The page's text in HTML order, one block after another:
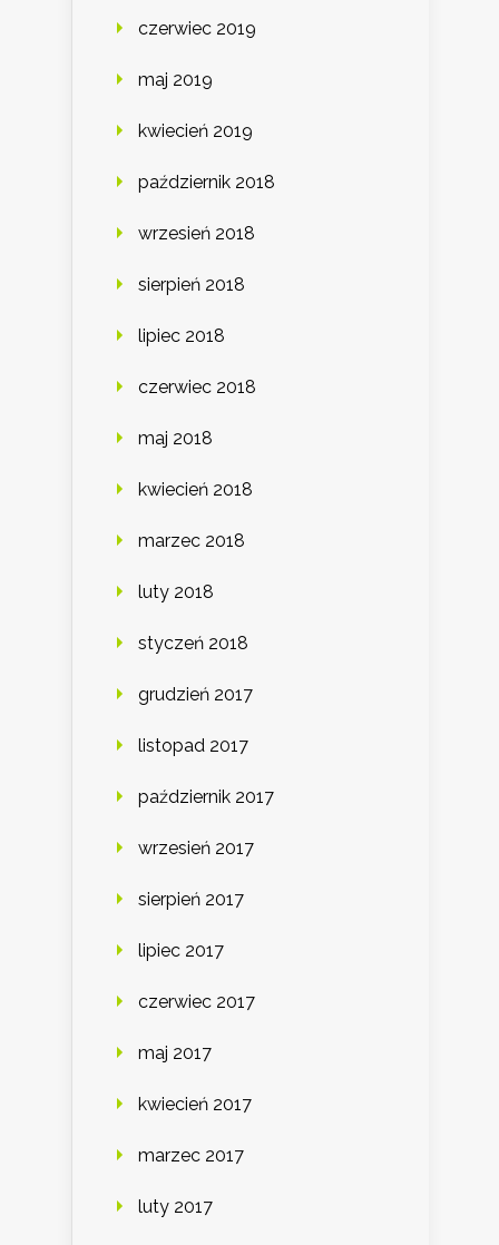
czerwiec 2019
maj 2019
kwiecień 2019
październik 2018
wrzesień 2018
sierpień 2018
lipiec 2018
czerwiec 2018
maj 2018
kwiecień 2018
marzec 2018
luty 2018
styczeń 2018
grudzień 2017
listopad 2017
październik 2017
wrzesień 2017
sierpień 2017
lipiec 2017
czerwiec 2017
maj 2017
kwiecień 2017
marzec 2017
luty 2017